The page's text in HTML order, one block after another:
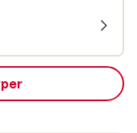
Här
med flera val
du bara vill